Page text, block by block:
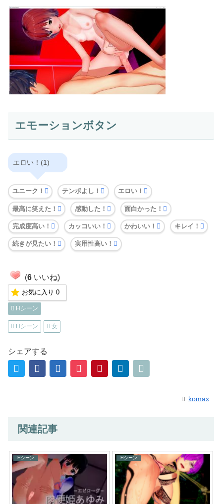
エモーションボタン
エロい！(1)
ユニーク！ テンポよし！ エロい！
最高に笑えた！ 感動した！ 面白かった！
完成度高い！ カッコいい！ かわいい！ キレイ！
続きが見たい！ 実用性高い！
(6 いいね)
お気に入り 0
Hシーン
Hシーン 女
シェアする
komax
関連記事
Hシーン Hシーン